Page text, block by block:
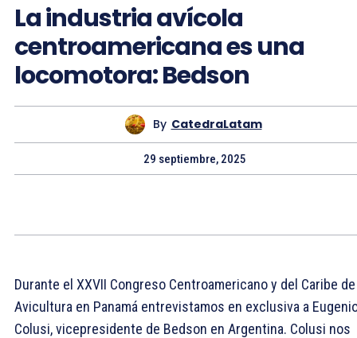
La industria avícola
centroamericana es una
locomotora: Bedson
By CatedraLatam
29 septiembre, 2025
Durante el XXVII Congreso Centroamericano y del Caribe de
Avicultura en Panamá entrevistamos en exclusiva a
Colusi, vicepresidente de Bedson en Argentina. Colusi nos